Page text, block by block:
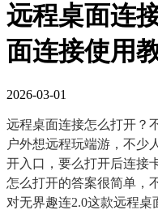
远程桌面连
面连接使用
2026-03-01
远程桌面连接怎么打开？
户外想远程玩端游，不少
开入口，要么打开后连接
怎么打开的答案很简单，
对无界趣连2.0这款远程